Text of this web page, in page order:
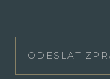
ODESLAT